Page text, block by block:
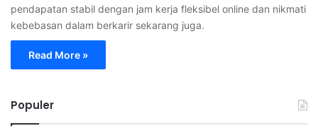
pendapatan stabil dengan jam kerja fleksibel online dan nikmati
kebebasan dalam berkarir sekarang juga.
Read More »
Populer